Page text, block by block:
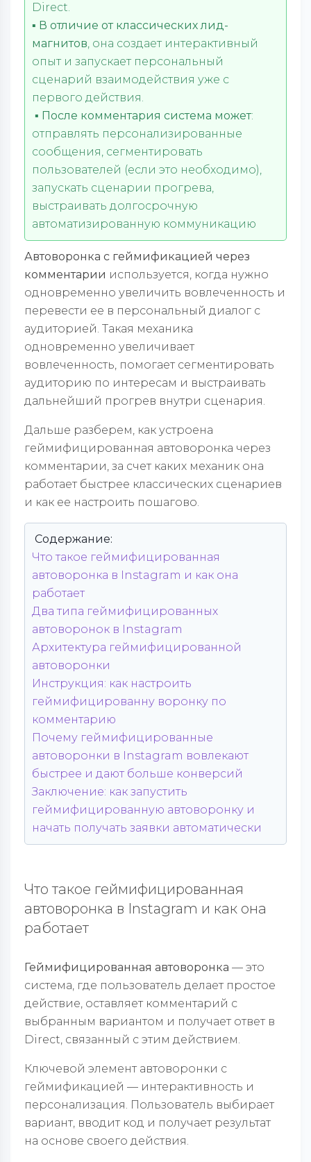
Direct.
▪️ В отличие от классических лид-
магнитов, она создает интерактивный
опыт и запускает персональный
сценарий взаимодействия уже с
первого действия.
▪️ После комментария система может:
отправлять персонализированные
сообщения, сегментировать
пользователей (если это необходимо),
запускать сценарии прогрева,
выстраивать долгосрочную
автоматизированную коммуникацию
Автоворонка с геймификацией через
комментарии используется, когда нужно
одновременно увеличить вовлеченность и
перевести ее в персональный диалог с
аудиторией. Такая механика
одновременно увеличивает
вовлеченность, помогает сегментировать
аудиторию по интересам и выстраивать
дальнейший прогрев внутри сценария.
Дальше разберем, как устроена
геймифицированная автоворонка через
комментарии, за счет каких механик она
работает быстрее классических сценариев
и как ее настроить пошагово.
Содержание:
Что такое геймифицированная
автоворонка в Instagram и как она
работает
Два типа геймифицированных
автоворонок в Instagram
Архитектура геймифицированной
автоворонки
Инструкция: как настроить
геймифицированну воронку по
комментарию
Почему геймифицированные
автоворонки в Instagram вовлекают
быстрее и дают больше конверсий
Заключение: как запустить
геймифицированную автоворонку и
начать получать заявки автоматически
Что такое геймифицированная
автоворонка в Instagram и как она
работает
Геймифицированная автоворонка — это
система, где пользователь делает простое
действие, оставляет комментарий с
выбранным вариантом и получает ответ в
Direct, связанный с этим действием.
Ключевой элемент автоворонки с
геймификацией — интерактивность и
персонализация. Пользователь выбирает
вариант, вводит код и получает результат
на основе своего действия.